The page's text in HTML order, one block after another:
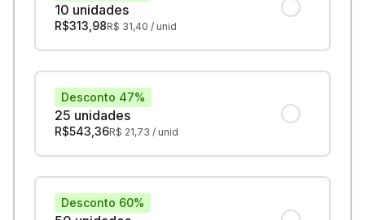
10 unidades
R$313,98R$ 31,40 / unid
25 unidades
Desconto 47%
R$543,36R$ 21,73 / unid
Desconto 60%